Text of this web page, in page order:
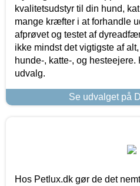
kvalitetsudstyr til din hund,
mange kræfter i at forhandle
afprøvet og testet af
ikke mindst det vigtigste af
hunde-, katte-, og
udvalg.
Se udvalget på
Hos Petlux.dk gør de det